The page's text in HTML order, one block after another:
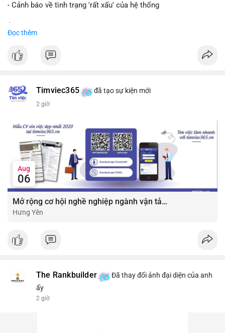
- Cảnh báo về tình trạng 'rất xấu' của hệ thống
Đọc thêm
Timviec365 đã tạo sự kiện mới
2 giờ
Aug
06
Mở rộng cơ hội nghề nghiệp ngành vận tải - lái xe với mức lương bứt phá ?
Hưng Yên
The Rankbuilder
Đã thay đổi ảnh đại diện của anh
ấy
2 giờ